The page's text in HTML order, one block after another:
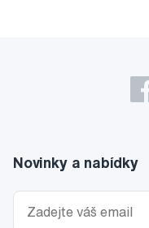
Novinky a nabídky